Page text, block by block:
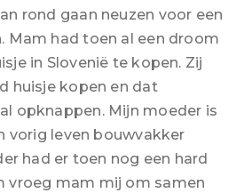
rond gaan neuzen voor een
Mam had toen al een droom
in Slovenië te kopen. Zij
huisje kopen en dat
opknappen. Mijn moeder is
vorig leven bouwvakker
had er toen nog een hard
vroeg mam mij om samen